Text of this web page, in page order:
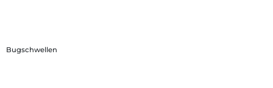
Bugschwellen